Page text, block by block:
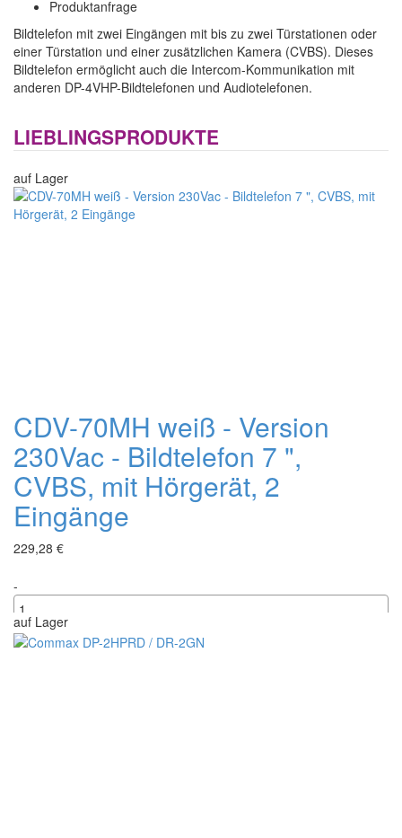
Produktanfrage
Bildtelefon mit zwei Eingängen mit bis zu zwei Türstationen oder
einer Türstation und einer zusätzlichen Kamera (CVBS). Dieses
Bildtelefon ermöglicht auch die Intercom-Kommunikation mit
anderen DP-4VHP-Bildtelefonen und Audiotelefonen.
LIEBLINGSPRODUKTE
auf Lager
CDV-70MH weiß - Version
230Vac - Bildtelefon 7 ",
CVBS, mit Hörgerät, 2
Eingänge
229,28 €
-
+
auf Lager